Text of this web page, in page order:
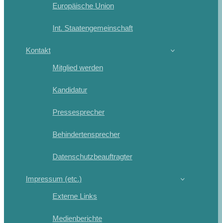
Europäische Union
Int. Staatengemeinschaft
Kontakt
Mitglied werden
Kandidatur
Pressesprecher
Behindertensprecher
Datenschutzbeauftragter
Impressum (etc.)
Externe Links
Medienberichte